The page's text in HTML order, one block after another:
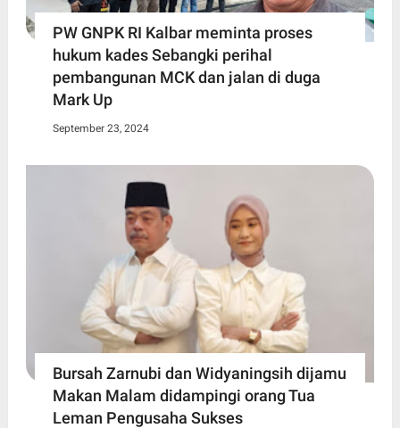
PW GNPK RI Kalbar meminta proses
hukum kades Sebangki perihal
pembangunan MCK dan jalan di duga
Mark Up
September 23, 2024
Bursah Zarnubi dan Widyaningsih dijamu
Makan Malam didampingi orang Tua
Leman Pengusaha Sukses